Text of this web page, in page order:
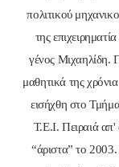
πολιτικού
της
γένος Μιχαηλίδη.
μαθητικά της
εισήχθη στο
Τ.Ε.Ι. Πειραιά
“άριστα” το 2003.